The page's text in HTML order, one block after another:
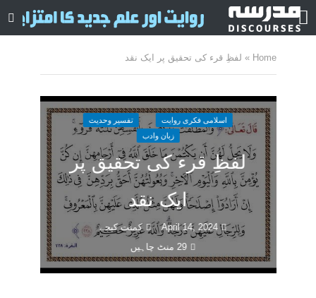
Home
» لفظِ قرء کی تحقیق پر ایک نقد
اسلامی فکری روایت
تفسیر وحدیث
زبان وادب
لفظِ قرء کی تحقیق پر
ایک نقد
April 14, 2024
کمنت کیجے
29 منٹ چاہیں